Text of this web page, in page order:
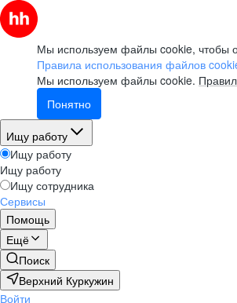
Мы используем файлы cookie, чтобы
Правила использования файлов
Мы используем файлы cookie.
Понятно
Ищу работу
Ищу работу
Ищу работу
Ищу сотрудника
Сервисы
Помощь
Ещё
Поиск
Верхний Куркужин
Войти